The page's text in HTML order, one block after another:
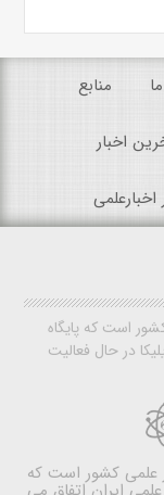
منابع
اخبار
اخبارعلمی
است که پایگاه
در حال فعالیت
کشور است که